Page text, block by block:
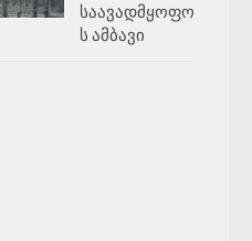
საავადმყოფო
ს ამბავი